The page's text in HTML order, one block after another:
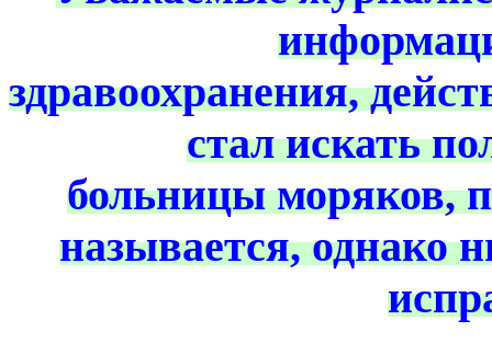
здравоохранения,
стал искать
больницы моряков,
называется, однако